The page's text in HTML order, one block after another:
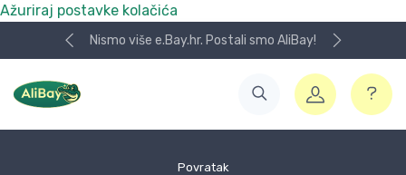
Ažuriraj postavke kolačića
Nismo više e.Bay.hr. Postali smo AliBay!
Povratak